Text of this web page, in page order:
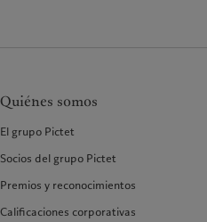
Quiénes somos
El grupo Pictet
Socios del grupo Pictet
Premios y reconocimientos
Calificaciones corporativas